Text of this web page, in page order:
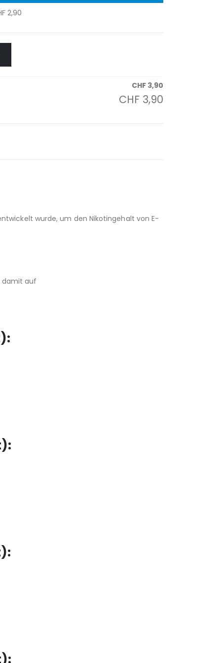
2,90
CHF 3,90
CHF 3,90
wurde, um den Nikotingehalt von E-
damit auf